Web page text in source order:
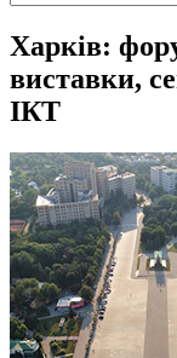
Харків:
виставки,
ІКТ